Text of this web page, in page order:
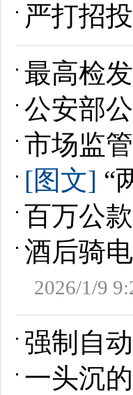
严打招
最高检
公安部
市场监
[图文] “
百万公
酒后骑
2026/1/9
强制自
一头沉